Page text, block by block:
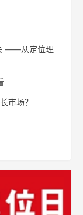
——从定位理
市场？